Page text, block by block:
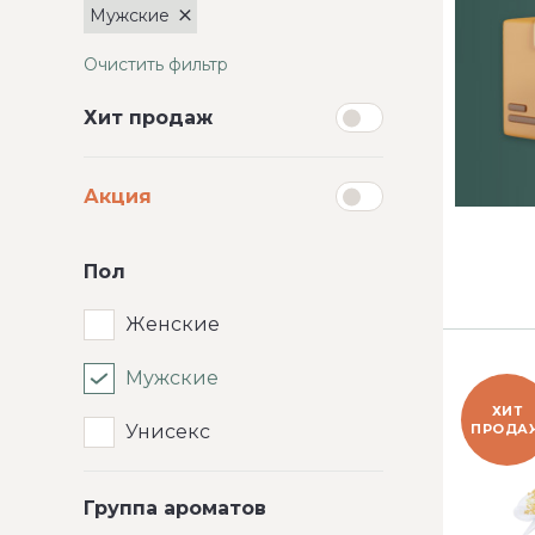
Мужские
Очистить фильтр
Хит продаж
Акция
Пол
Женские
Мужские
Унисекс
Группа ароматов
ХИТ